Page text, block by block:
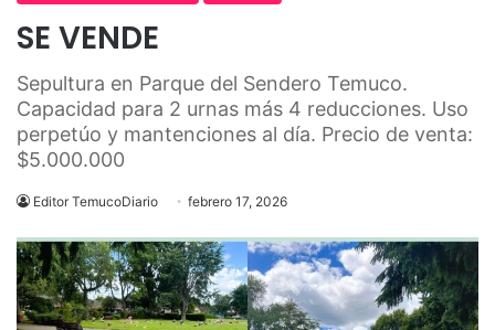
SE VENDE
Sepultura en Parque del Sendero Temuco.
Capacidad para 2 urnas más 4 reducciones. Uso
perpetúo y mantenciones al día. Precio de venta:
$5.000.000
Editor TemucoDiario febrero 17, 2026